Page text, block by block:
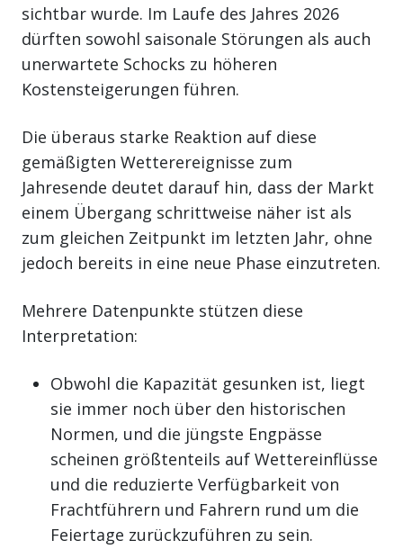
sichtbar wurde. Im Laufe des Jahres 2026
dürften sowohl saisonale Störungen als auch
unerwartete Schocks zu höheren
Kostensteigerungen führen.
Die überaus starke Reaktion auf diese
gemäßigten Wetterereignisse zum
Jahresende deutet darauf hin, dass der Markt
einem Übergang schrittweise näher ist als
zum gleichen Zeitpunkt im letzten Jahr, ohne
jedoch bereits in eine neue Phase einzutreten.
Mehrere Datenpunkte stützen diese
Interpretation:
Obwohl die Kapazität gesunken ist, liegt
sie immer noch über den historischen
Normen, und die jüngste Engpässe
scheinen größtenteils auf Wettereinflüsse
und die reduzierte Verfügbarkeit von
Frachtführern und Fahrern rund um die
Feiertage zurückzuführen zu sein.